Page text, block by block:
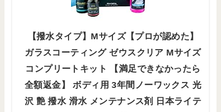
【撥水タイプ】Mサイズ【プロが認めた】
ガラスコーティング ゼウスクリア Mサイズ
コンプリートキット 【満足できなかったら
全額返金】 ボディ用 3年間ノーワックス 光
沢 艶 撥水 滑水 メンテナンス剤 日本ライテ